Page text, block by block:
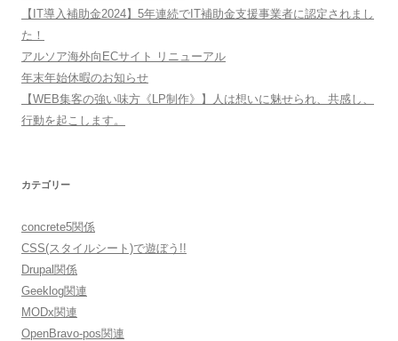
【IT導入補助金2024】5年連続でIT補助金支援事業者に認定されまし
た！
アルソア海外向ECサイト リニューアル
年末年始休暇のお知らせ
【WEB集客の強い味方《LP制作》】人は想いに魅せられ、共感し、
行動を起こします。
カテゴリー
concrete5関係
CSS(スタイルシート)で遊ぼう!!
Drupal関係
Geeklog関連
MODx関連
OpenBravo-pos関連